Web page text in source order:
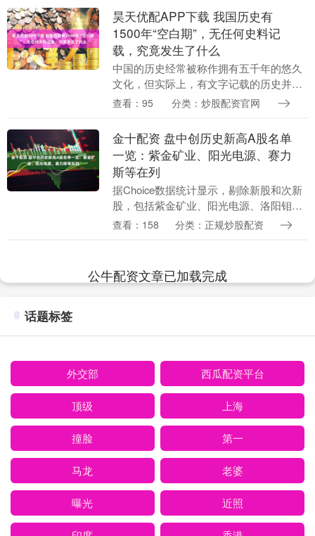
降....
昊天优配APP下载 我国历史有
1500年“空白期”，无任何史料记
载，究竟发生了什么
中国的历史经常被称作拥有五千年的悠久
文化，但实际上，有文字记载的历史并没
有达到五千年。我们所能追溯的历史，只
年时间是没有....
查看：95 分类：炒股配资官网
金十配资 盘中创历史新高A股名单
一览：紫金矿业、阳光电源、赛力
斯等在列
据Choice数据统计显示，剔除新股和次新
股，包括紫金矿业、阳光电源、洛阳钼
业、赛力斯、华虹公司、ST华通、徐工机
查看：158 分类：正规炒股配资
公牛配资文章已加载完成
话题标签
外交部 西瓜配资平台
顶级 上海
撞脸 第一
马龙 老婆
曝光 近照